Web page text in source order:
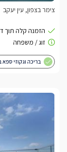
צימר בצפון, עין יעקב
בריכה וגקוזי